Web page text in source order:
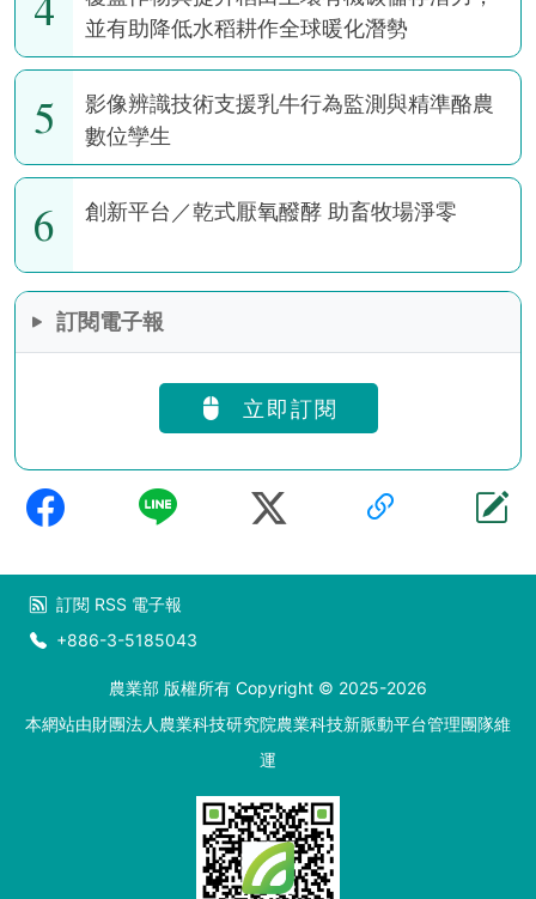
並有助降低水稻耕作全球暖化潛勢
5
影像辨識技術支援乳牛行為監測與精準酪農
數位孿生
6 創新平台／乾式厭氧醱酵 助畜牧場淨零
訂閱電子報
立即訂閱
訂閱 RSS 電子報
+886-3-5185043
農業部 版權所有 Copyright © 2025-2026
本網站由財團法人農業科技研究院農業科技新脈動平台管理團隊維
運